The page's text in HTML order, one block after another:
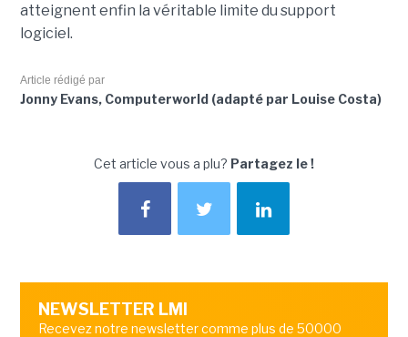
atteignent enfin la véritable limite du support
logiciel.
Article rédigé par
Jonny Evans, Computerworld (adapté par Louise Costa)
Cet article vous a plu? Partagez le !
NEWSLETTER LMI
Recevez notre newsletter comme plus de 50000